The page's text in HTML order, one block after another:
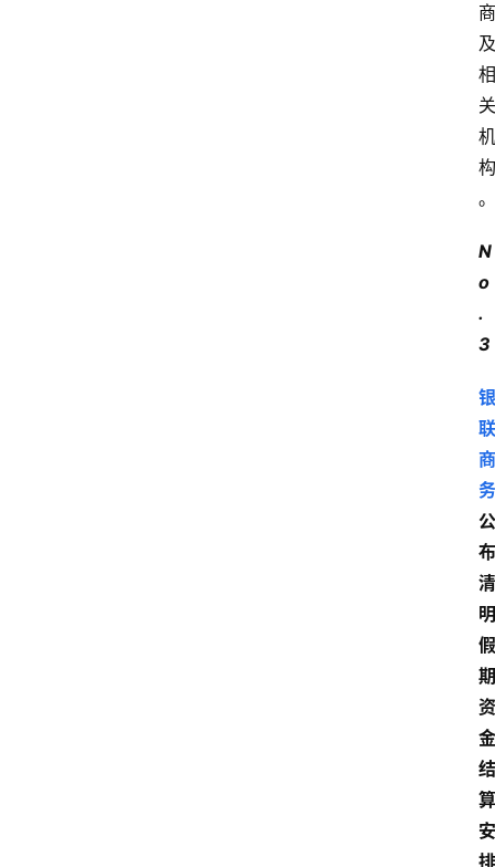
商
及
相
关
机
构
。
N
o
.
3
银
联
商
务
公
布
清
明
假
期
资
金
结
算
安
排